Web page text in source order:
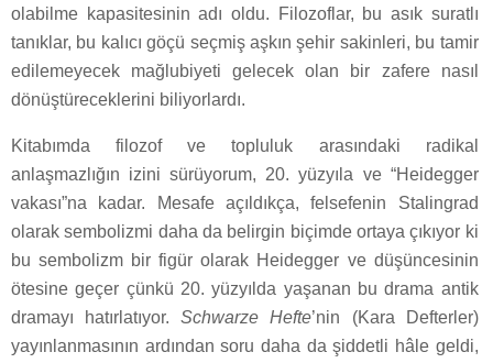
olabilme kapasitesinin adı oldu. Filozoflar, bu asık suratlı
tanıklar, bu kalıcı göçü seçmiş aşkın şehir sakinleri, bu tamir
edilemeyecek mağlubiyeti gelecek olan bir zafere nasıl
dönüştüreceklerini biliyorlardı.
Kitabımda filozof ve topluluk arasındaki radikal
anlaşmazlığın izini sürüyorum, 20. yüzyıla ve “Heidegger
vakası”na kadar. Mesafe açıldıkça, felsefenin Stalingrad
olarak sembolizmi daha da belirgin biçimde ortaya çıkıyor ki
bu sembolizm bir figür olarak Heidegger ve düşüncesinin
ötesine geçer çünkü 20. yüzyılda yaşanan bu drama antik
dramayı hatırlatıyor.Schwarze Hefte’nin (Kara Defterler)
yayınlanmasının ardından soru daha da şiddetli hâle geldi,